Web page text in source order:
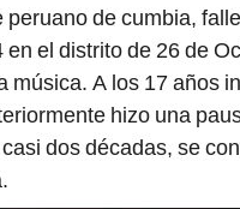
de cumbia,
el distrito de 26 de
música. A los 17 años
hizo una
dos décadas, se